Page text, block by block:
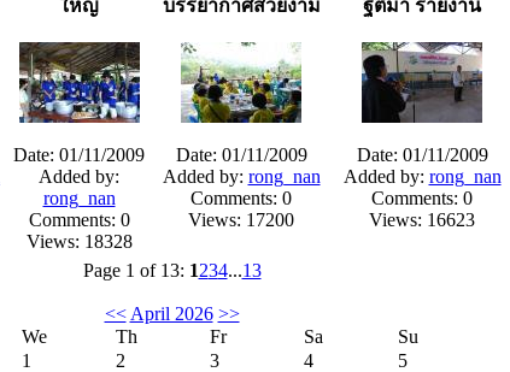
ใหญ่
Date: 01/11/2009
Added by:
rong_nan
Comments: 0
Views: 18328
บรรยากาศสวยงาม
Date: 01/11/2009
Added by: rong_nan
Comments: 0
Views: 17200
ฐิติมา รายงาน
Date: 01/11/2009
Added by: rong_nan
Comments: 0
Views: 16623
Page 1 of 13: 1234...13
<< April 2026 >>
We Th Fr Sa
Su
1
2 3 4
5